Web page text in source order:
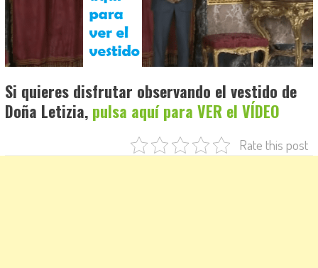
Si quieres disfrutar observando el vestido de
Doña Letizia, pulsa aquí para VER el VÍDEO
Rate this post